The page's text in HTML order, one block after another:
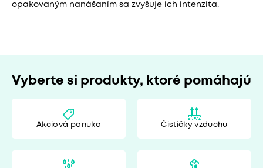
opakovaným nanášaním sa zvyšuje ich intenzita.
Vyberte si produkty, ktoré pomáhajú
Akciová ponuka Čističky vzduchu